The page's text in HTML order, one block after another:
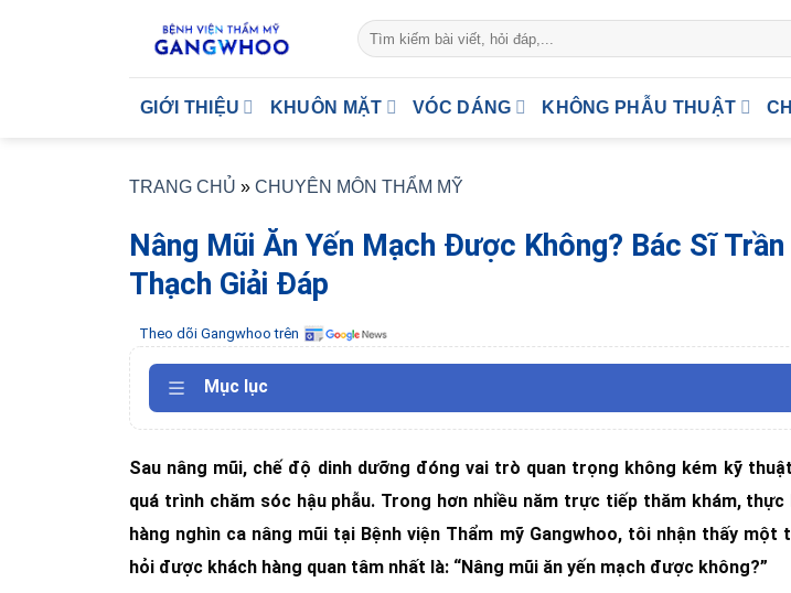
GIỚI THIỆU KHUÔN MẶT VÓC DÁNG KHÔNG PHẪU THUẬT
TRANG CHỦ » CHUYÊN MÔN THẨM MỸ
Nâng Mũi Ăn Yến Mạch Được Không? Bác Sĩ Trần
Thạch Giải Đáp
Theo dõi Gangwhoo trên
Mục lục
Sau nâng mũi, chế độ dinh dưỡng đóng vai trò quan trọng không kém kỹ
quá trình chăm sóc hậu phẫu. Trong hơn nhiều năm trực tiếp thăm khám, thực
hàng nghìn ca nâng mũi tại Bệnh viện Thẩm mỹ Gangwhoo, tôi nhận thấy một
hỏi được khách hàng quan tâm nhất là: “Nâng mũi ăn yến mạch được không?”